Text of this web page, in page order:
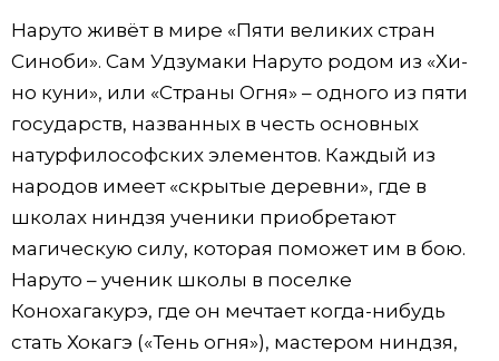
Наруто живёт в мире «Пяти великих стран
Синоби». Сам Удзумаки Наруто родом из «Хи-
но куни», или «Страны Огня» – одного из пяти
государств, названных в честь основных
натурфилософских элементов. Каждый из
народов имеет «скрытые деревни», где в
школах ниндзя ученики приобретают
магическую силу, которая поможет им в бою.
Наруто – ученик школы в поселке
Конохагакурэ, где он мечтает когда-нибудь
стать Хокагэ («Тень огня»), мастером ниндзя,